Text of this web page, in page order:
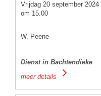
Vrijdag 20 september 2024
om 15.00
W. Peene
Dienst in Bachtendieke
meer details